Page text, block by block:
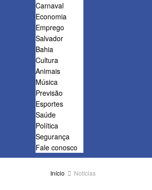
Carnaval
Economia
Emprego
Salvador
Bahia
Cultura
Animais
Música
Previsão
Esportes
Saúde
Política
Segurança
Fale conosco
Início Notícias